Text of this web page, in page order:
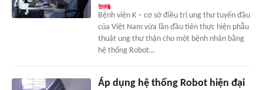
Bệnh viện K – cơ sở điều trị ung thư tuyến đầu
của Việt Nam vừa lần đầu tiên thực hiện phẫu
thuật ung thư thận cho một bệnh nhân bằng
hệ thống Robot…
Áp dụng hệ thống Robot hiện đại